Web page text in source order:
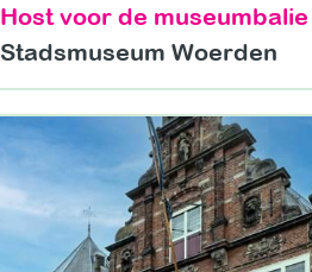
Host voor de museumbalie
Stadsmuseum Woerden